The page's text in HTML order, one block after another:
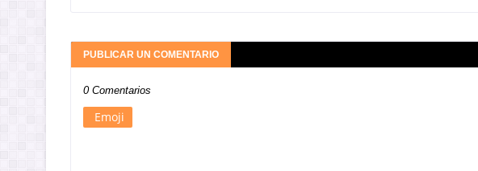
PUBLICAR UN COMENTARIO
0 Comentarios
Emoji